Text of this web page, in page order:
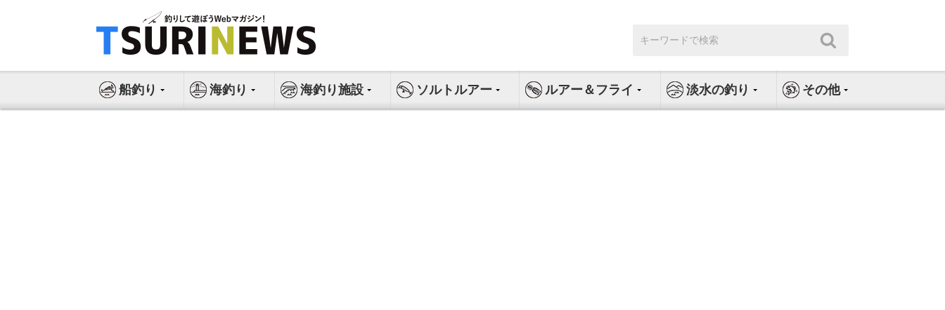
ス
索:
船釣り 海釣り 海釣り施設 ソルトルアー ルアー＆フライ 淡水の釣り その他